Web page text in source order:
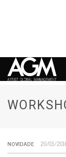
NOVIDADE 20/03/